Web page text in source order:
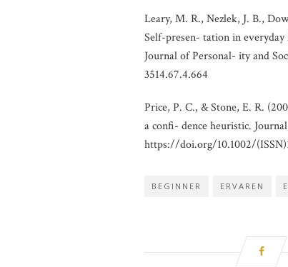
Leary, M. R., Nezlek, J. B.,
Self-presen- tation in
Journal of Personal- ity and
3514.67.4.664
Price, P. C., & Stone, E. R.
a confi- dence heuristic.
https://doi.org/10.1002/
BEGINNER ERVAREN